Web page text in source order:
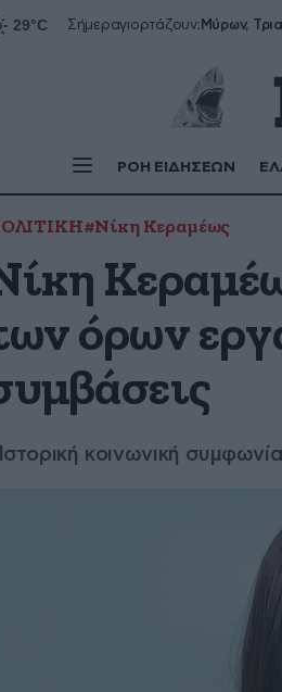
Σήμεραγιορτάζουν:
ΡΟΗ ΕΙΔΗΣΕΩΝ
#Νίκη Κεραμέως
όρων
κοινωνική